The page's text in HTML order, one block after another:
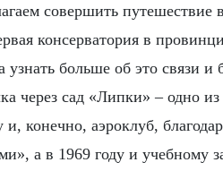
совершить
консерватория в
узнать больше об это
через сад «Липки» – одно
конечно, аэроклуб,
а в 1969 году и